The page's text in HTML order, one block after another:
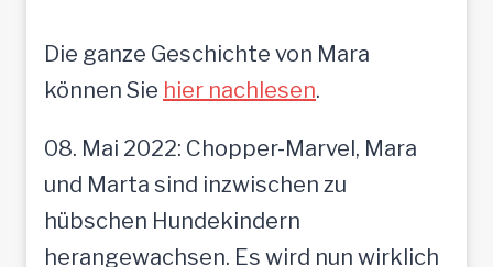
Die ganze Geschichte von Mara
können Sie hier nachlesen.
08. Mai 2022: Chopper-Marvel, Mara
und Marta sind inzwischen zu
hübschen Hundekindern
herangewachsen. Es wird nun wirklich